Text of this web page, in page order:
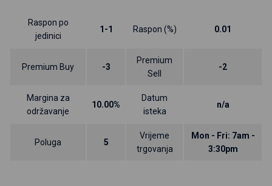
Raspon po
jedinici
1-1 Raspon (%) 0.01
Premium Buy -3
Premium
Sell
-2
Margina za
održavanje
10.00%
Datum
isteka
n/a
Poluga 5
Vrijeme
trgovanja
Mon - Fri: 7am -
3:30pm